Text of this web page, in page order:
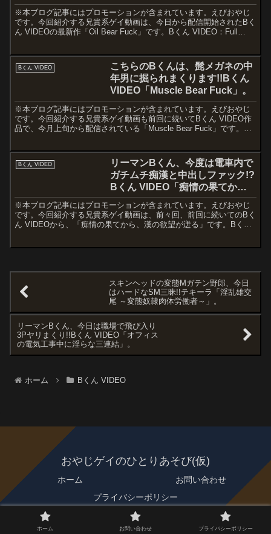
Fuck」。
※本ブログ記事にはプロモーションが含まれています。えびおやじ
です。今回紹介する兄貴系ゲイ動画は、今日から配信開始されたBく
ん VIDEOの最新作「Oil Bear Fuck」です。Bくん VIDEO：Full
Bくん VIDEO
こちらのBくんは、髭メガネの中
年男に掘られまくります!!Bくん
VIDEO「Muscle Bear Fuck」。
※本ブログ記事にはプロモーションが含まれています。えびおやじ
です。今回紹介する兄貴系ゲイ動画も前回に続いてBくん VIDEO作
品で、今月上旬から配信されている「Muscle Bear Fuck」です。B
Bくん VIDEO
リーマンBくん、今度は電車内で
ガチムチ痴漢と中出しファック!?
Bくん VIDEO「痴情の果てから
～」。
※本ブログ記事にはプロモーションが含まれています。えびおやじ
です。今回紹介する兄貴系ゲイ動画は、前々回、前回に続いてのBく
ん VIDEOから、「痴情の果てから、漢の欲望が迸る」です。Bくん
スキンヘッドの変態Mガテン野郎、今日
はハードなSM三昧!!テキーラ「淫乱雄交
尾 ～変態奴隷肉体労働者～」。
リーマンBくん、今日は職場で飛び入り
3Pヤリまくり!!Bくん VIDEO「オフィス
の電気工事中に淫らな三連結」。
ホーム Bくん VIDEO
おやじゲイのひとりあそび(仮)
ホーム
お問い合わせ
プライバシーポリシー
© 2021 おやじゲイのひとりあそび(仮).
ホーム お問い合わせ プライバシーポリシー